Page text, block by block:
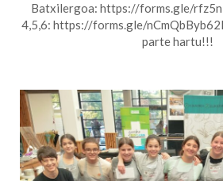
Batxilergoa: https://forms.gle/
4,5,6: https://forms.gle/
parte hartu!!!